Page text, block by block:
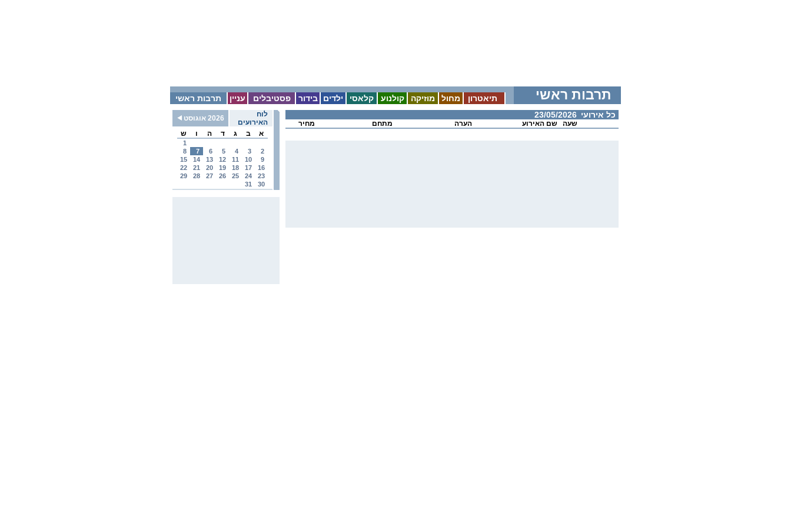
תרבות ראשי עניין פסטיבלים בידור ילדים קלאסי קולנוע מוזיקה מחול תיאטרון תרבות ראשי
לוח
האירועים
2026 אוגוסט
א
ב ג ד ה ו ש
1
2
3
4
5
6
7
8
9
10
11
12
13
14
15
16
17
18
19
20
21
22
23
24
25
26
27
28
29
30
31
כל אירועי
מחיר מתחם הערה שם האירוע שעה